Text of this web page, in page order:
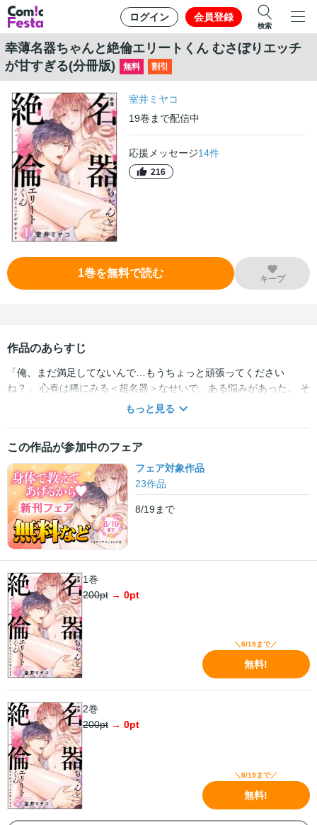
ログイン 会員登録
検索
幸薄名器ちゃんと絶倫エリートくん むさぼりエッチ
が甘すぎる(分冊版)
無料 割引
室井ミヤコ
19巻 まで配信中
応援メッセージ14件
216
1巻を無料で読む キープ
作品のあらすじ
「俺、まだ満足してないんで…もうちょっと頑張ってください
ね？」 心春は稀にみる＜超名器＞なせいで、ある悩みがあった。 そ
れは付き合う相手がすぐヤリ目になってしまうこと。 しかもちゃん
思っていたのに、峰の口から出たのは 「俺………巨根で絶倫なの
で……俺となら普通のセックス、できるかもしれません……」
「え？？？？」 普通のセックスをする…はずだったのに、 どろどろ
に濡れて何度も絶頂を味わわされて…!? 【絶倫】×【名器】のイッ
てもイッても終わらない耐久セックスラブ♪ ※この作品は「禁断
Lovers Vol.157」に収録されております。重複購入にご注意下さ
い。
もっと見る
この作品が参加中のフェア
フェア対象作品
23作品
8/19まで
1巻
200pt → 0pt
＼8/19まで／
無料!
2巻
200pt → 0pt
＼8/19まで／
無料!